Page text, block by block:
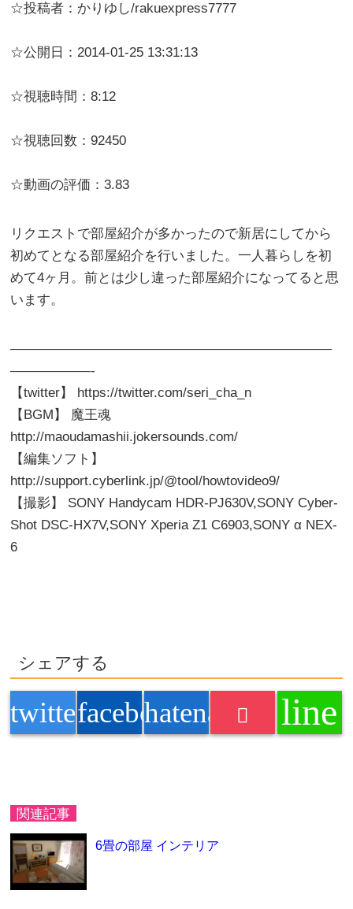
☆投稿者：かりゆし/rakuexpress7777
☆公開日：2014-01-25 13:31:13
☆視聴時間：8:12
☆視聴回数：92450
☆動画の評価：3.83
リクエストで部屋紹介が多かったので新居にしてから
初めてとなる部屋紹介を行いました。一人暮らしを初
めて4ヶ月。前とは少し違った部屋紹介になってると思
います。
————————————————————————
——————-
【twitter】 https://twitter.com/seri_cha_n
【BGM】 魔王魂
http://maoudamashii.jokersounds.com/
【編集ソフト】
http://support.cyberlink.jp/@tool/howtovideo9/
【撮影】 SONY Handycam HDR-PJ630V,SONY Cyber-
Shot DSC-HX7V,SONY Xperia Z1 C6903,SONY α NEX-
6
シェアする
twitterfacebookhatenabookmark
line
関連記事
6畳の部屋 インテリア